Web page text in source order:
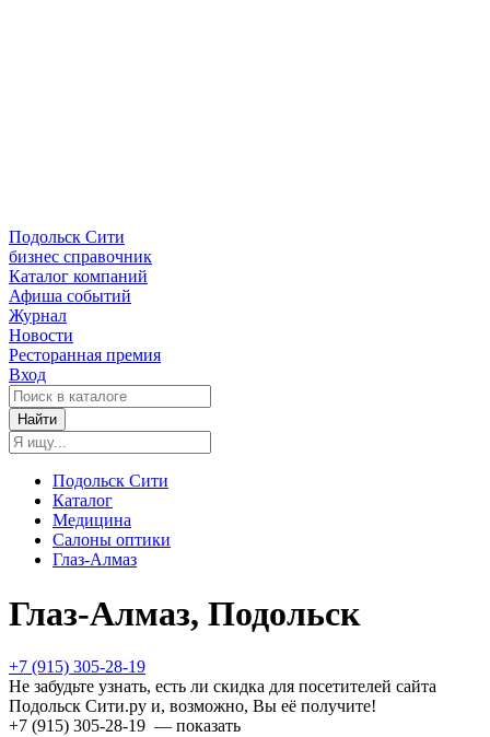
Подольск Сити
бизнес справочник
Каталог компаний
Афиша событий
Журнал
Новости
Ресторанная премия
Вход
Найти
Подольск Сити
Каталог
Медицина
Салоны оптики
Глаз-Алмаз
Глаз-Алмаз, Подольск
+7 (915) 305-28-19
Не забудьте узнать, есть ли скидка для посетителей сайта
Подольск Сити.ру и, возможно, Вы её получите!
+7 (915) 305-28-19 — показать